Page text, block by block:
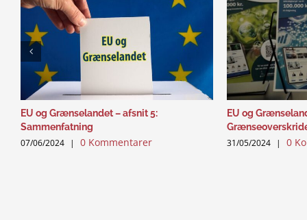
EU og Grænselandet – afsnit 5:
Sammenfatning
07/06/2024 | 0 Kommentarer
EU og
31/05/2024 | 0